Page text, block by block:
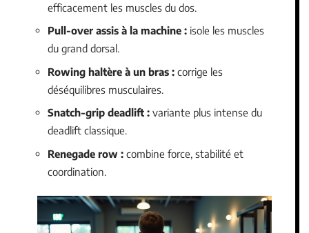
efficacement les muscles du dos.
Pull-over assis à la machine : isole les muscles
du grand dorsal.
Rowing haltère à un bras : corrige les
déséquilibres musculaires.
Snatch-grip deadlift : variante plus intense du
deadlift classique.
Renegade row : combine force, stabilité et
coordination.